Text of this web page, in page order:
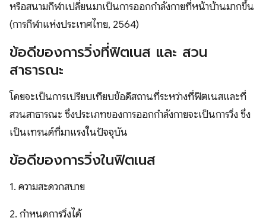
หรือสนามกีฬาเปลี่ยนมาเป็นการออกกำลังกายที่หน้าบ้านมากขึ้น
(การกีฬาแห่งประเทศไทย, 2564)
ข้อดีของการวิ่งที่ฟิตเนส และ สวน
สาธารณะ
โดยจะเป็นการเปรียบเทียบข้อดีสถานที่ระหว่างที่ฟิตเนสและที่
สวนสาธารณะ ซึ่งประเภทของการออกกำลังกายจะเป็นการวิ่ง ซึ่ง
เป็นเทรนด์ที่มาแรงในปัจจุบัน
ข้อดีของการวิ่งในฟิตเนส
1. ความสะดวกสบาย
2. กำหนดการวิ่งได้